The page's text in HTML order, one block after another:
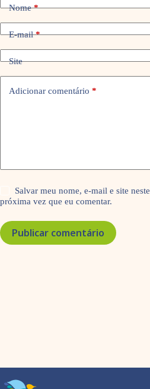
Nome*
E-mail*
Site
Adicionar comentário *
Salvar meu nome, e-mail e site
próxima vez que eu comentar.
Publicar comentário